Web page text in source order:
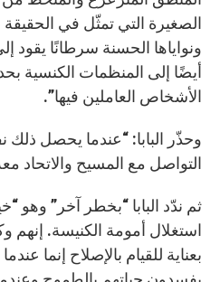
الصغيرة التي تمثّل في
ونواياها الحسنة سرطانًا يقود
أيضًا إلى المنظمات الكنسية
الأشخاص العاملين فيها”.
وحذّر البابا: “عندما يحصل ذلك
التواصل مع المسيح والاتحاد
ثم ندّد البابا “بخطر آخر” وهو
استغلال أمومة الكنيسة. إنهم
بعناية للقيام بالإصلاح إنما